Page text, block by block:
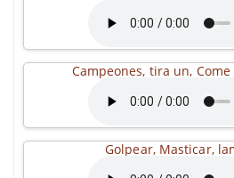
Campeones, tira un,
Golpear, Masticar,